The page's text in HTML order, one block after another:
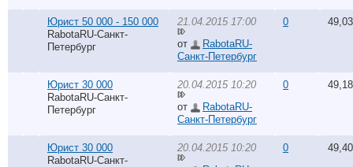
Юрист 50 000 - 150 000
RabotaRU-Санкт-
Петербург
21.04.2015 17:00
от
RabotaRU-
Санкт-Петербург
0
Юрист 30 000
RabotaRU-Санкт-
Петербург
20.04.2015 10:20
от
RabotaRU-
Санкт-Петербург
0
Юрист 30 000
RabotaRU-Санкт-
20.04.2015 10:20
0